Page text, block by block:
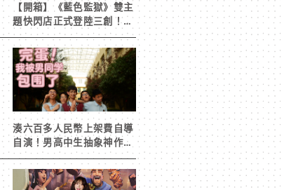
【開箱】《藍色監獄》雙主
題快閃店正式登陸三創！造
景與限定周邊搶先看
湊六百多人民幣上架費自導
自演！男高中生抽象神作
《完蛋！我被男同學包圍
了》突然爆紅